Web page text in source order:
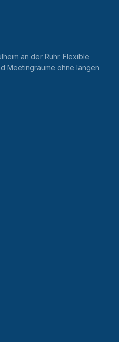
an der Ruhr. Flexible
Meetingräume ohne langen